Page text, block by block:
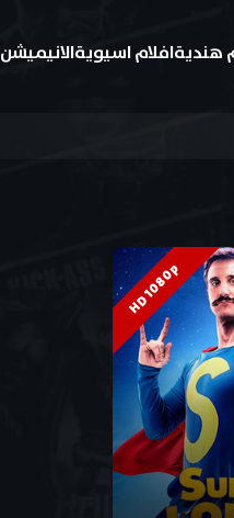
هنديةافلام اسيويةالانيميشن
HD 1080p